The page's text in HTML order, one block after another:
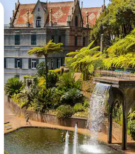
nach oben und unten oder erkunde